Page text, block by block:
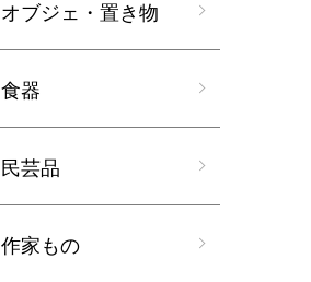
オブジェ・置き物
食器
民芸品
作家もの